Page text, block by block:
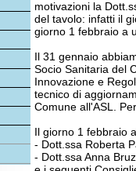
Il 31 gennaio abbiamo
Socio Sanitaria del Comune
Innovazione e
tecnico di aggiornamento
Comune all'ASL. Per
Il giorno 1 febbraio abbiamo
- Dott.ssa Roberta Papi,
- Dott.ssa Anna Bruzzone,
- Dott.ssa Maria Rosa Biggi,
- Dott.ssa Michela Tassistro,
- Dott. Luciano Grillo,
- Dott. Ermanno Pasero,